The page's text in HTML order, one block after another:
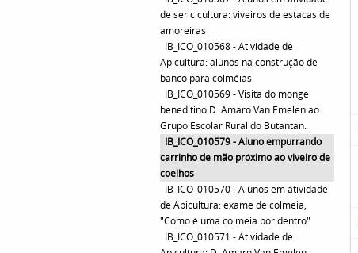
de sericicultura: viveiros de estacas de
amoreiras
IB_ICO_010568 - Atividade de
Apicultura: alunos na construção de
banco para colméias
IB_ICO_010569 - Visita do monge
beneditino D. Amaro Van Emelen ao
Grupo Escolar Rural do Butantan.
IB_ICO_010579 - Aluno empurrando
carrinho de mão próximo ao viveiro de
coelhos
IB_ICO_010570 - Alunos em atividade
de Apicultura: exame de colmeia,
"Como é uma colmeia por dentro"
IB_ICO_010571 - Atividade de